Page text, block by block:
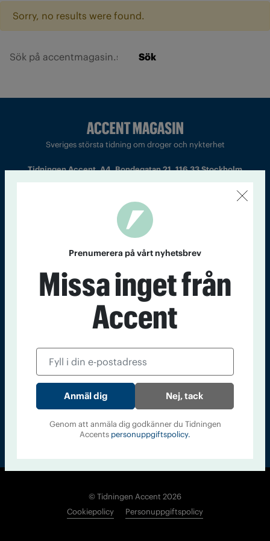
Sorry, no results were found.
Sök
Sveriges största tidning om droger och nykterhet
Tidningen Accent, A4, Bondegatan 21, 116 33 Stockholm
Chefredaktör och ansvarig utgivare: Barbro Janson Lundkvist,
barbro@a4.se.
Kontakt Om Tidningen Tidningsarkiv In English
Läs tidigare
Accent
© Tidningen Accent 2026
Cookiepolicy
Personuppgiftspolicy
Prenumerera på vårt nyhetsbrev
Missa inget från
Accent
Nej, tack
Genom att anmäla dig godkänner du Tidningen
Accents personuppgiftspolicy.